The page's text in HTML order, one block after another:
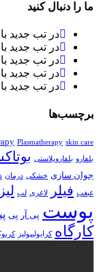
ما را دنبال کنید
در تب جدید
در تب جدید
در تب جدید
در تب جدید
در تب جدید
برچسب‌ها
Plasmatherapy skin care
بلفارو بلفاروپلاستی
جوان سازی خشکی درمان
غبغب فیلر لاغری لب
پوست پی آر پی
کارگاه کرایولیپولیز